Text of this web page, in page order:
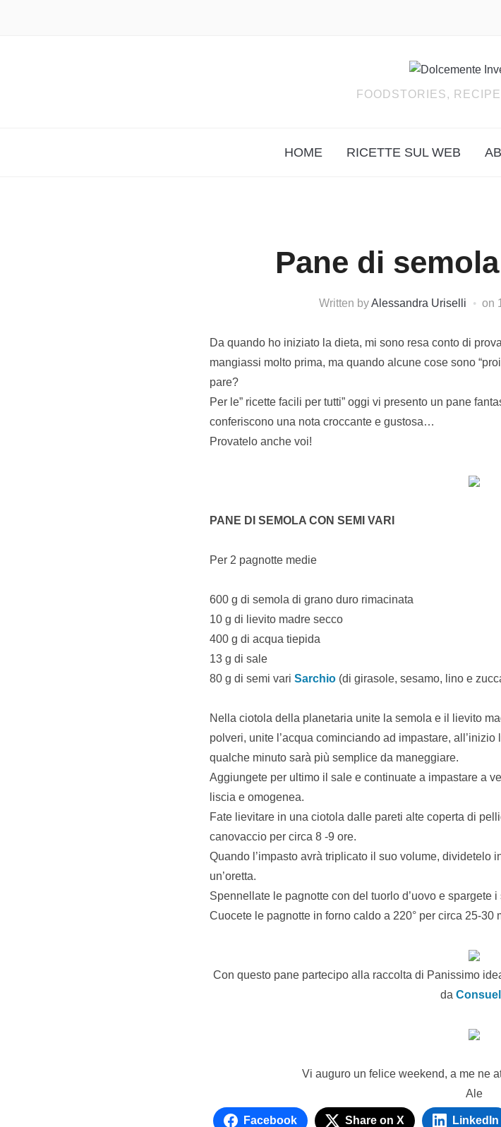
FOODSTORIES,
HOME RICETTE SUL WEB
Pane di
Written byAlessandra Uriselli on
Da quando ho iniziato la dieta, mi sono resa conto di
mangiassi molto prima, ma quando alcune cose sono
pare?
Per le” ricette facili per tutti” oggi vi presento un pane
conferiscono una nota croccante e gustosa…
Provatelo anche voi!
PANE DI SEMOLA CON SEMI VARI
Per 2 pagnotte medie
600 g di semola di grano duro rimacinata
10 g di lievito madre secco
400 g di acqua tiepida
13 g di sale
80 g di semi vari Sarchio (di girasole, sesamo, lino e
Nella ciotola della planetaria unite la semola e il lievito
polveri, unite l’acqua cominciando ad impastare,
qualche minuto sarà più semplice da maneggiare.
Aggiungete per ultimo il sale e continuate a impastare a
liscia e omogenea.
Fate lievitare in una ciotola dalle pareti alte coperta di
canovaccio per circa 8 -9 ore.
Quando l’impasto avrà triplicato il suo volume, dividetelo
un’oretta.
Spennellate le pagnotte con del tuorlo d’uovo e spargete
Cuocete le pagnotte in forno caldo a 220° per circa 25-30
Con questo pane partecipo alla raccolta di Panissimo
da
Vi auguro un felice weekend, a me ne
Ale
Facebook Share on X LinkedIn